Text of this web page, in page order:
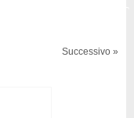
Successivo »